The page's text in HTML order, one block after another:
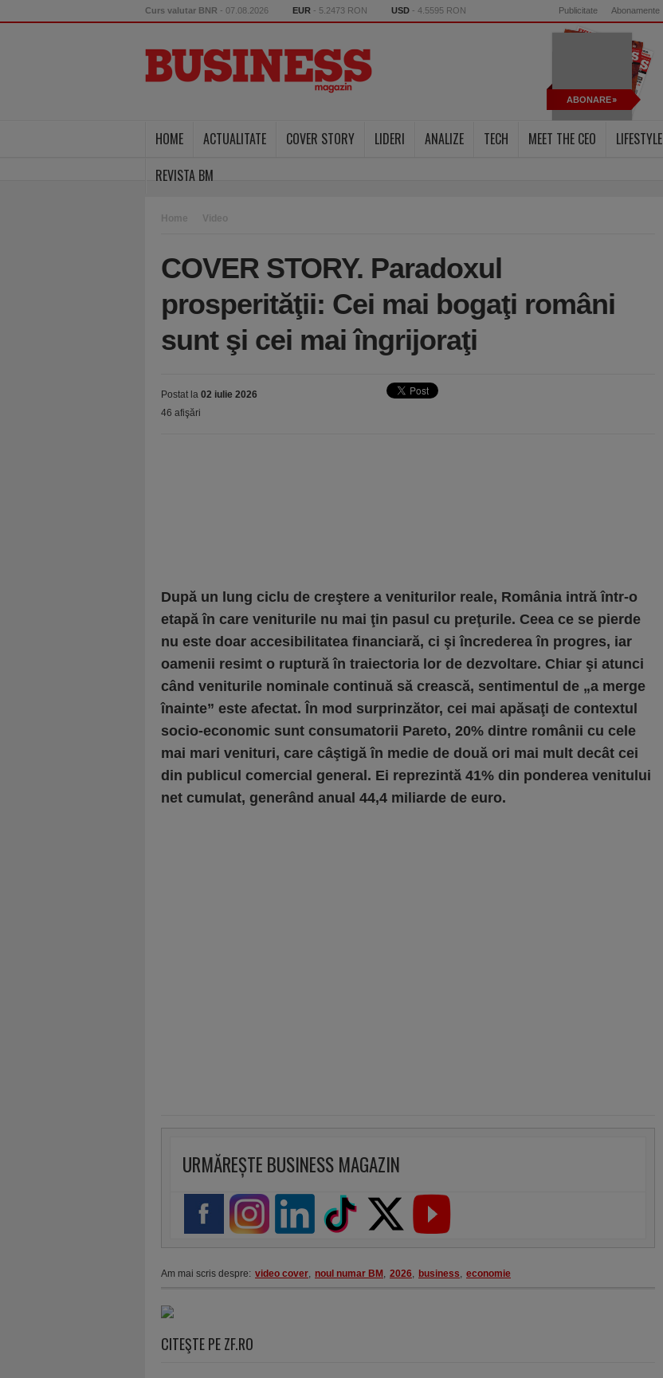
Curs valutar BNR - 07.08.2026 EUR - 5.2473 RON USD - 4.5595 RON Publicitate Abonamente
ABONARE
HOME ACTUALITATE COVER STORY LIDERI ANALIZE TECH MEET THE CEO LIFESTYLE
REVISTA BM
Home Video
COVER STORY. Paradoxul
prosperităţii: Cei mai bogaţi români
sunt şi cei mai îngrijoraţi
Postat la 02 iulie 2026
46 afişări
După un lung ciclu de creştere a veniturilor reale, România intră într-o
etapă în care veniturile nu mai ţin pasul cu preţurile. Ceea ce se pierde
nu este doar accesibilitatea financiară, ci şi încrederea în progres, iar
oamenii resimt o ruptură în traiectoria lor de dezvoltare. Chiar şi atunci
când veniturile nominale continuă să crească, sentimentul de „a merge
înainte” este afectat. În mod surprinzător, cei mai apăsaţi de contextul
socio-economic sunt consumatorii Pareto, 20% dintre românii cu cele
mai mari venituri, care câştigă în medie de două ori mai mult decât cei
din publicul comercial general. Ei reprezintă 41% din ponderea venitului
net cumulat, generând anual 44,4 miliarde de euro.
URMĂREȘTE BUSINESS MAGAZIN
Am mai scris despre: video cover, noul numar BM , 2026, business, economie
CITEŞTE PE ZF.RO